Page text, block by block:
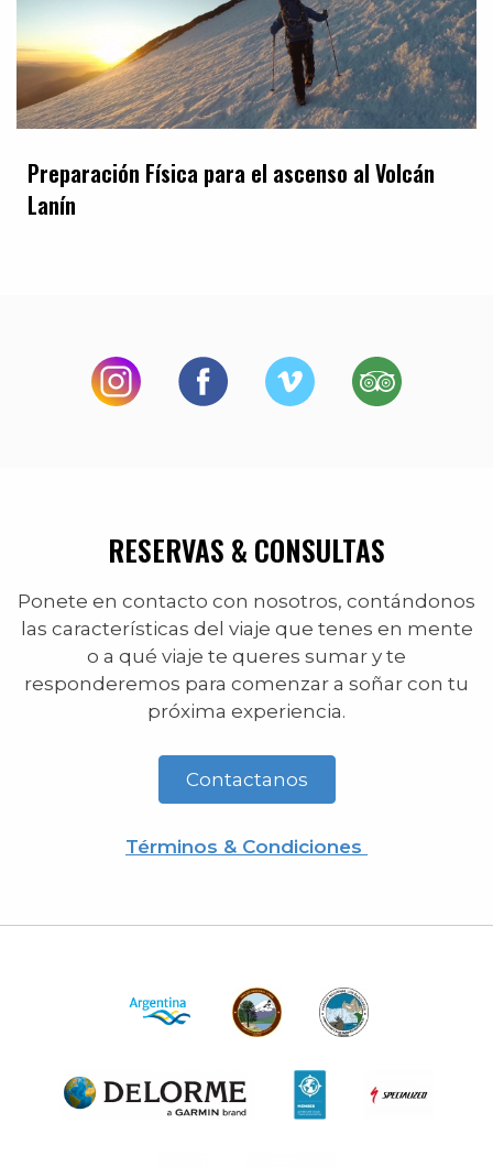
Preparación Física para el ascenso al Volcán
Lanín
RESERVAS & CONSULTAS
Ponete en contacto con nosotros, contándonos
las características del viaje que tenes en mente
o a qué viaje te queres sumar y te
responderemos para comenzar a soñar con tu
próxima experiencia.
Contactanos
Términos & Condiciones